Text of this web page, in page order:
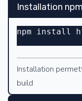
Installation npm
npm install
Installation
build